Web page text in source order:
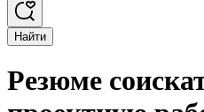
Найти
Резюме